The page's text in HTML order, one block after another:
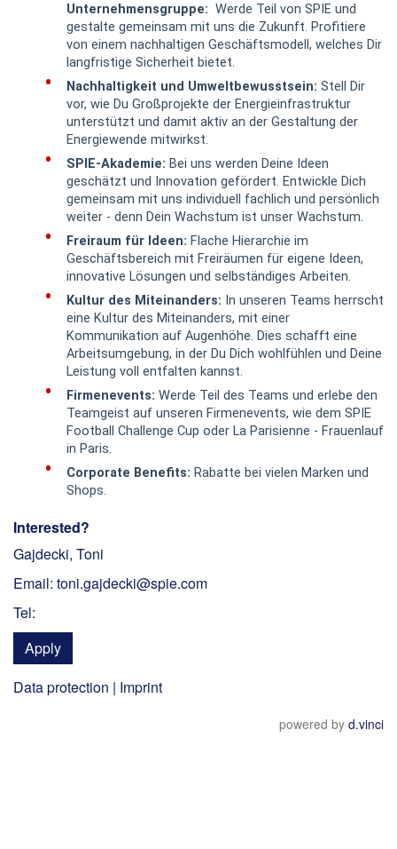
Unternehmensgruppe: Werde Teil von SPIE und
gestalte gemeinsam mit uns die Zukunft. Profitiere
von einem nachhaltigen Geschäftsmodell, welches Dir
langfristige Sicherheit bietet.
Nachhaltigkeit und Umweltbewusstsein: Stell Dir
vor, wie Du Großprojekte der Energieinfrastruktur
unterstützt und damit aktiv an der Gestaltung der
Energiewende mitwirkst.
SPIE-Akademie: Bei uns werden Deine Ideen
geschätzt und Innovation gefördert. Entwickle Dich
gemeinsam mit uns individuell fachlich und persönlich
weiter - denn Dein Wachstum ist unser Wachstum.
Freiraum für Ideen: Flache Hierarchie im
Geschäftsbereich mit Freiräumen für eigene Ideen,
innovative Lösungen und selbständiges Arbeiten.
Kultur des Miteinanders: In unseren Teams herrscht
eine Kultur des Miteinanders, mit einer
Kommunikation auf Augenhöhe. Dies schafft eine
Arbeitsumgebung, in der Du Dich wohlfühlen und Deine
Leistung voll entfalten kannst.
Firmenevents: Werde Teil des Teams und erlebe den
Teamgeist auf unseren Firmenevents, wie dem SPIE
Football Challenge Cup oder La Parisienne - Frauenlauf
in Paris.
Corporate Benefits: Rabatte bei vielen Marken und
Shops.
Interested?
Gajdecki, Toni
Email: toni.gajdecki@spie.com
Tel:
Apply
Data protection | Imprint
powered by d.vinci